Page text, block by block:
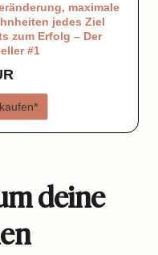
maximale
jedes Ziel
zum Erfolg – Der
#1
deine